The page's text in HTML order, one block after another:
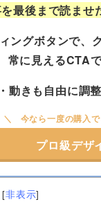
を最後まで読ませ
ングボタンで、
常に見えるCTA
動きも自由に調
今なら一度の購入
プロ級デザ
[非表示]